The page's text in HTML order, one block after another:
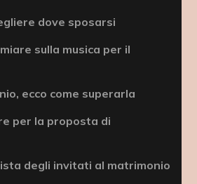
dove sposarsi
sulla musica per il
ecco come superarla
per la proposta di
degli invitati al matrimonio